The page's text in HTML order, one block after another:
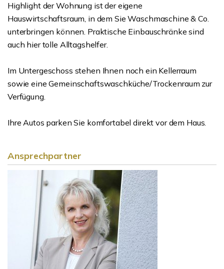
Highlight der Wohnung ist der eigene
Hauswirtschaftsraum, in dem Sie Waschmaschine & Co.
unterbringen können. Praktische Einbauschränke sind
auch hier tolle Alltagshelfer.
Im Untergeschoss stehen Ihnen noch ein Kellerraum
sowie eine Gemeinschaftswaschküche/Trockenraum zur
Verfügung.
Ihre Autos parken Sie komfortabel direkt vor dem Haus.
Ansprechpartner